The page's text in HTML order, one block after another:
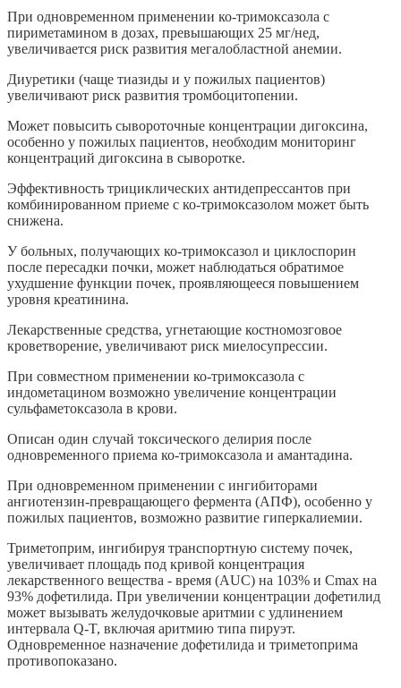
При одновременном применении ко-тримоксазола с
пириметамином в дозах, превышающих 25 мг/нед,
увеличивается риск развития мегалобластной анемии.
Диуретики (чаще тиазиды и у пожилых пациентов)
увеличивают риск развития тромбоцитопении.
Может повысить сывороточные концентрации дигоксина,
особенно у пожилых пациентов, необходим мониторинг
концентраций дигоксина в сыворотке.
Эффективность трициклических антидепрессантов при
комбинированном приеме с ко-тримоксазолом может быть
снижена.
У больных, получающих ко-тримоксазол и циклоспорин
после пересадки почки, может наблюдаться обратимое
ухудшение функции почек, проявляющееся повышением
уровня креатинина.
Лекарственные средства, угнетающие костномозговое
кроветворение, увеличивают риск миелосупрессии.
При совместном применении ко-тримоксазола с
индометацином возможно увеличение концентрации
сульфаметоксазола в крови.
Описан один случай токсического делирия после
одновременного приема ко-тримоксазола и амантадина.
При одновременном применении с ингибиторами
ангиотензин-превращающего фермента (АПФ), особенно у
пожилых пациентов, возможно развитие гиперкалиемии.
Триметоприм, ингибируя транспортную систему почек,
увеличивает площадь под кривой концентрация
лекарственного вещества - время (AUC) на 103% и Сmах на
93% дофетилида. При увеличении концентрации дофетилид
может вызывать желудочковые аритмии с удлинением
интервала Q-T, включая аритмию типа пируэт.
Одновременное назначение дофетилида и триметоприма
противопоказано.